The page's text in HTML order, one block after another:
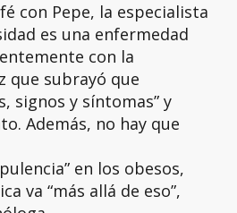
con Pepe, la especialista
es una enfermedad
con la
que subrayó que
signos y síntomas” y
Además, no hay que
en los obesos,
va “más allá de eso”,